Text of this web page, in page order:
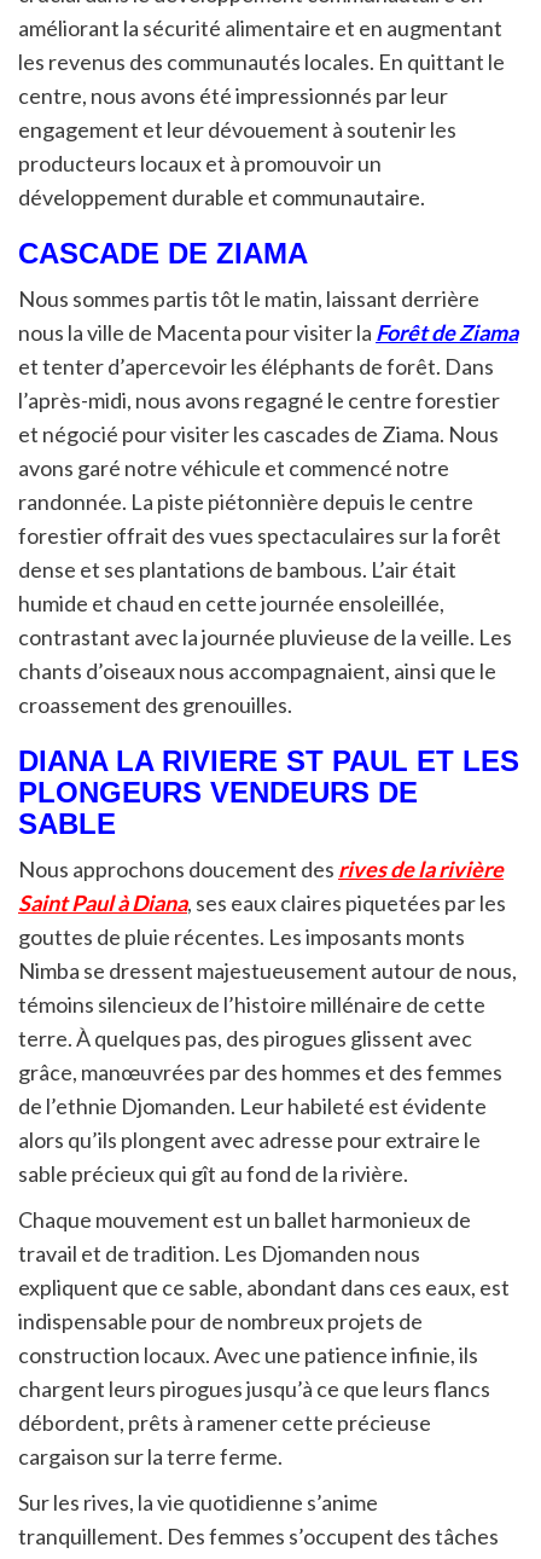
améliorant la sécurité alimentaire et en augmentant
les revenus des communautés locales. En quittant le
centre, nous avons été impressionnés par leur
engagement et leur dévouement à soutenir les
producteurs locaux et à promouvoir un
développement durable et communautaire.
CASCADE DE ZIAMA
Nous sommes partis tôt le matin, laissant derrière
nous la ville de Macenta pour visiter la Forêt de Ziama
et tenter d’apercevoir les éléphants de forêt. Dans
l’après-midi, nous avons regagné le centre forestier
et négocié pour visiter les cascades de Ziama. Nous
avons garé notre véhicule et commencé notre
randonnée. La piste piétonnière depuis le centre
forestier offrait des vues spectaculaires sur la forêt
dense et ses plantations de bambous. L’air était
humide et chaud en cette journée ensoleillée,
contrastant avec la journée pluvieuse de la veille. Les
chants d’oiseaux nous accompagnaient, ainsi que le
croassement des grenouilles.
DIANA LA RIVIERE ST PAUL ET LES
PLONGEURS VENDEURS DE
SABLE
Nous approchons doucement des rives de la rivière
Saint Paul à Diana, ses eaux claires piquetées par les
gouttes de pluie récentes. Les imposants monts
Nimba se dressent majestueusement autour de nous,
témoins silencieux de l’histoire millénaire de cette
terre. À quelques pas, des pirogues glissent avec
grâce, manœuvrées par des hommes et des femmes
de l’ethnie Djomanden. Leur habileté est évidente
alors qu’ils plongent avec adresse pour extraire le
sable précieux qui gît au fond de la rivière.
Chaque mouvement est un ballet harmonieux de
travail et de tradition. Les Djomanden nous
expliquent que ce sable, abondant dans ces eaux, est
indispensable pour de nombreux projets de
construction locaux. Avec une patience infinie, ils
chargent leurs pirogues jusqu’à ce que leurs flancs
débordent, prêts à ramener cette précieuse
cargaison sur la terre ferme.
Sur les rives, la vie quotidienne s’anime
tranquillement. Des femmes s’occupent des tâches